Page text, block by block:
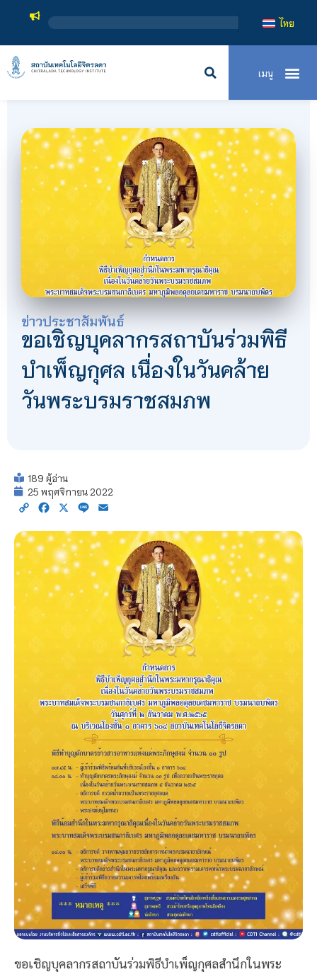
สถาบันเ
ไทย
ข่าวประชาสัมพันธ์
ขอเชิญบุคลากรสถาบันร่วมพิธี
บำเพ็ญกุศล เนื่องในวันคล้าย
วันพระบรมราชสมภพ
189 ผู้อ่าน
25 พฤศจิกายน 2022
Copy Facebook
X Line
ขอเชิญบุคลากรสถาบันร่วมพิธีบำเพ็ญกุศลสำนึกในพระ